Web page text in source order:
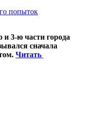
попыток
3-ю части города
сначала
Читать